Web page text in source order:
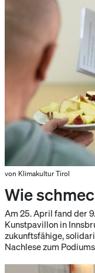
von Klimakultur Tirol
Wie
Am 25. April fand der
Kunstpavillon in
zukunftsfähige,
Nachlese zum